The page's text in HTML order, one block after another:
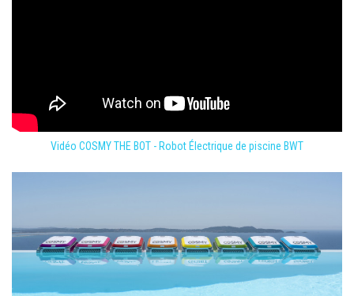
Vidéo COSMY THE BOT - Robot Électrique de piscine BWT